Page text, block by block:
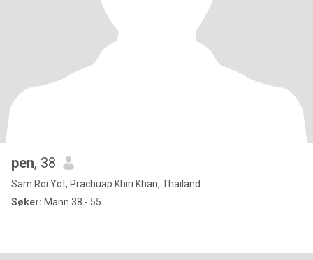
pen, 38
Sam Roi Yot, Prachuap Khiri Khan, Thailand
Søker: Mann 38 - 55